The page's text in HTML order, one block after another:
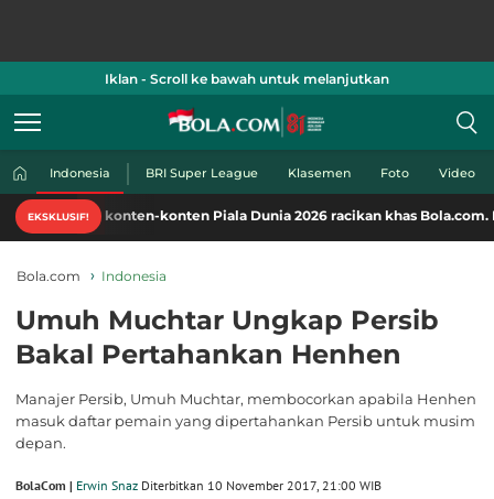
Iklan - Scroll ke bawah untuk melanjutkan
Indonesia BRI Super League Klasemen Foto Video
EKSKLUSIF!
konten-konten Piala Dunia 2026 racikan khas Bola.com. Klik di sini!
Bola.com Indonesia
Umuh Muchtar Ungkap Persib
Bakal Pertahankan Henhen
Manajer Persib, Umuh Muchtar, membocorkan apabila Henhen
masuk daftar pemain yang dipertahankan Persib untuk musim
depan.
BolaCom | Erwin Snaz Diterbitkan 10 November 2017, 21:00 WIB